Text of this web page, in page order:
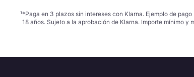
¹*Paga en 3 plazos sin intereses con Klarna. Ejemplo de
18 años. Sujeto a la aprobación de Klarna. Importe mínimo